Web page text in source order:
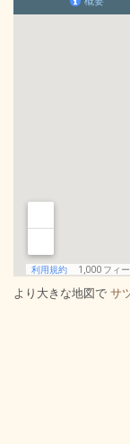
より大きな地図で サ